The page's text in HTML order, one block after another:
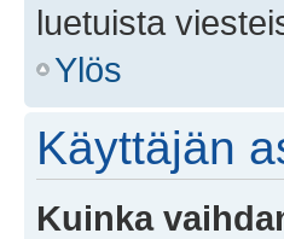
luetuista
Ylös
Käyttäjän
Kuinka